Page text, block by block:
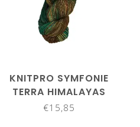
KNITPRO SYMFONIE
TERRA HIMALAYAS
VR2013
€15,85